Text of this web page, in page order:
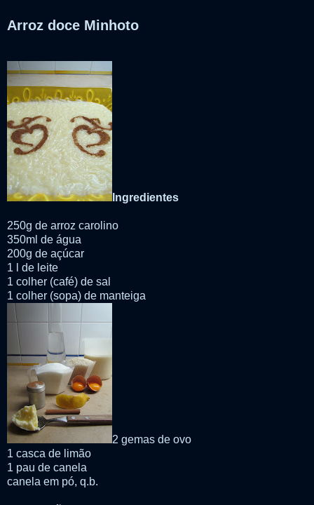
Arroz doce Minhoto
Ingredientes
250g de arroz carolino
350ml de água
200g de açúcar
1 l de leite
1 colher (café) de sal
1 colher (sopa) de manteiga
2 gemas de ovo
1 casca de limão
1 pau de canela
canela em pó, q.b.